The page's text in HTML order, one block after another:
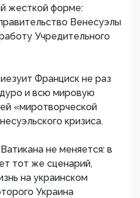
жесткой форме:
Венесуэлы
Учредительного
Франциск не раз
и всю мировую
«миротворческой
кризиса.
не меняется: в
тот же сценарий,
на украинском
Украина